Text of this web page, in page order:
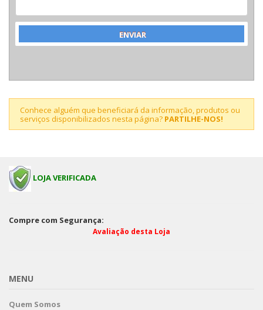
Conhece alguém que beneficiará da informação, produtos ou
serviços disponibilizados nesta página? PARTILHE-NOS!
LOJA VERIFICADA
Compre com Segurança:
Avaliação desta Loja
MENU
Quem Somos